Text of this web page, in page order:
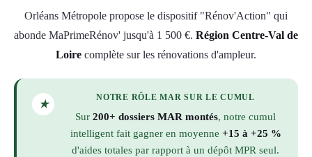
Orléans Métropole propose le dispositif "Rénov'Action" qui
abonde MaPrimeRénov' jusqu'à 1 500 €. Région Centre-Val de
Loire complète sur les rénovations d'ampleur.
★
NOTRE RÔLE MAR SUR LE CUMUL
Sur 200+ dossiers MAR montés, notre cumul
intelligent fait gagner en moyenne +15 à +25 %
d'aides totales par rapport à un dépôt MPR seul.